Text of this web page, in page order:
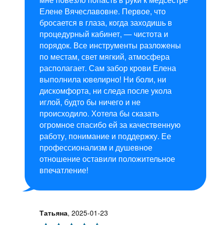
Елене Вячеславовне. Первое, что
бросается в глаза, когда заходишь в
процедурный кабинет, — чистота и
порядок. Все инструменты разложены
по местам, свет мягкий, атмосфера
располагает. Сам забор крови Елена
выполнила ювелирно! Ни боли, ни
дискомфорта, ни следа после укола
иглой, будто бы ничего и не
происходило. Хотела бы сказать
огромное спасибо ей за качественную
работу, понимание и поддержку. Ее
профессионализм и душевное
отношение оставили положительное
впечатление!
Татьяна, 2025-01-23